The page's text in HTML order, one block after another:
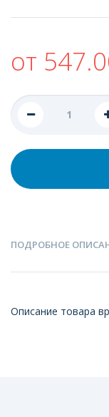
от
ПОДРОБНОЕ
Описание товара